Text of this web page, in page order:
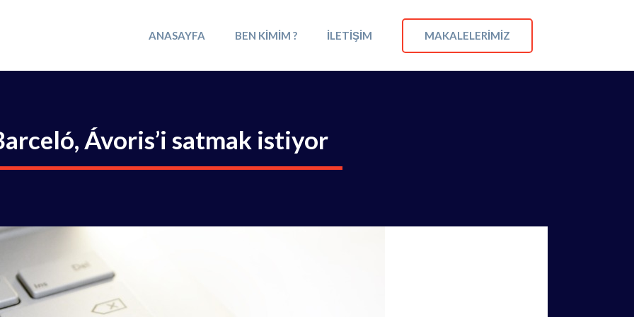
ANASAYFA BEN KIMIM ? İLETIŞIM MAKALELERIMIZ
Ávoris’i satmak istiyor